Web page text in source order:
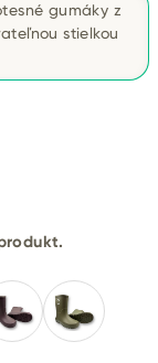
gumáky z
stielkou